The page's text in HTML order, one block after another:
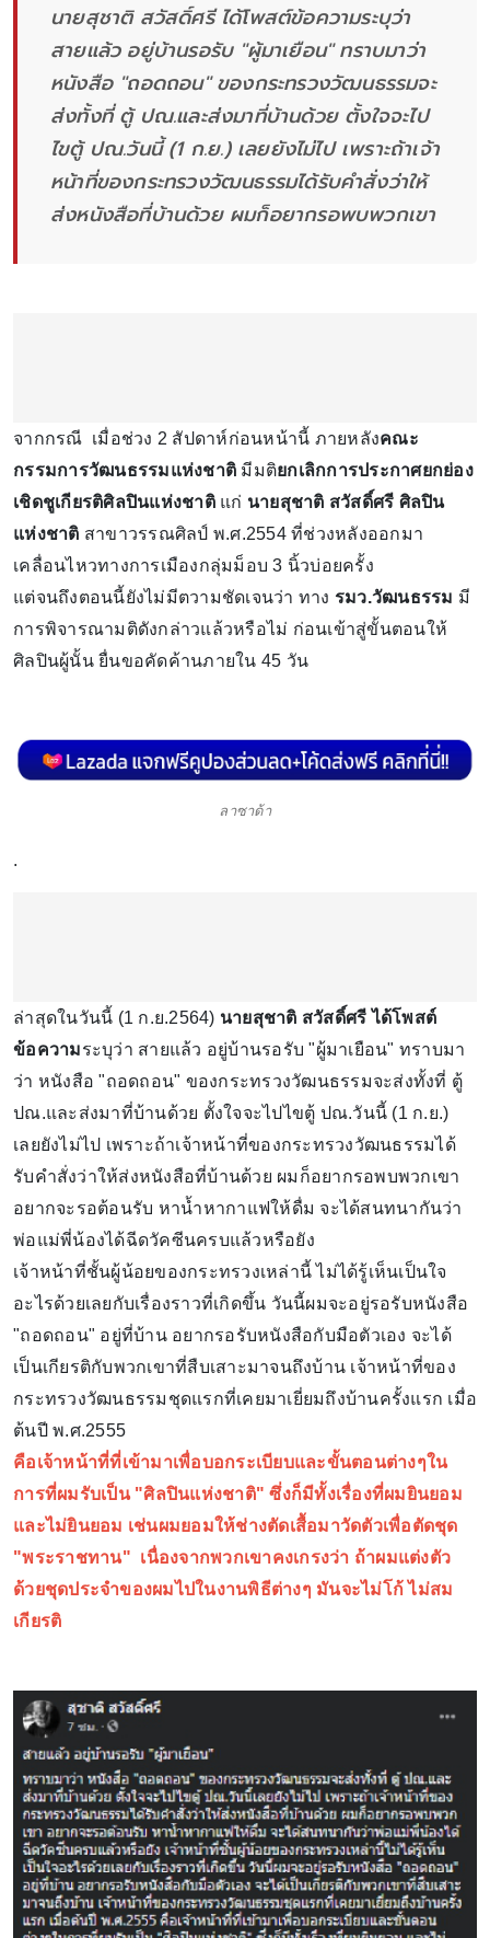
นายสุชาติ สวัสดิ์ศรี ได้โพสต์ข้อความระบุว่า
สายแล้ว อยู่บ้านรอรับ "ผู้มาเยือน" ทราบมาว่า
หนังสือ "ถอดถอน" ของกระทรวงวัฒนธรรมจะ
ส่งทั้งที่ ตู้ ปณ.และส่งมาที่บ้านด้วย ตั้งใจจะไป
ไขตู้ ปณ.วันนี้ (1 ก.ย.) เลยยังไม่ไป เพราะถ้าเจ้า
หน้าที่ของกระทรวงวัฒนธรรมได้รับคำสั่งว่าให้
ส่งหนังสือที่บ้านด้วย ผมก็อยากรอพบพวกเขา
จากกรณี เมื่อช่วง 2 สัปดาห์ก่อนหน้านี้ ภายหลังคณะ
กรรมการวัฒนธรรมแห่งชาติ มีมติยกเลิกการประกาศยกย่อง
เชิดชูเกียรติศิลปินแห่งชาติแก่ นายสุชาติ สวัสดิ์ศรี ศิลปิน
แห่งชาติ สาขาวรรณศิลป์ พ.ศ.2554 ที่ช่วงหลังออกมา
เคลื่อนไหวทางการเมืองกลุ่มม็อบ 3 นิ้วบ่อยครั้ง
แต่จนถึงตอนนี้ยังไม่มีตวามชัดเจนว่า ทาง รมว.วัฒนธรรม มี
การพิจารณามติดังกล่าวแล้วหรือไม่ ก่อนเข้าสู่ขั้นตอนให้
ศิลปินผู้นั้น ยื่นขอคัดค้านภายใน 45 วัน
ลาซาด้า
.
ล่าสุดในวันนี้ (1 ก.ย.2564) นายสุชาติ สวัสดิ์ศรี ได้โพสต์
ข้อความระบุว่า สายแล้ว อยู่บ้านรอรับ "ผู้มาเยือน" ทราบมา
ว่า หนังสือ "ถอดถอน" ของกระทรวงวัฒนธรรมจะส่งทั้งที่ ตู้
ปณ.และส่งมาที่บ้านด้วย ตั้งใจจะไปไขตู้ ปณ.วันนี้ (1 ก.ย.)
เลยยังไม่ไป เพราะถ้าเจ้าหน้าที่ของกระทรวงวัฒนธรรมได้
รับคำสั่งว่าให้ส่งหนังสือที่บ้านด้วย ผมก็อยากรอพบพวกเขา
อยากจะรอต้อนรับ หานํ้าหากาแฟให้ดื่ม จะได้สนทนากันว่า
พ่อแม่พี่น้องได้ฉีดวัคซีนครบแล้วหรือยัง
เจ้าหน้าที่ชั้นผู้น้อยของกระทรวงเหล่านี้ ไม่ได้รู้เห็นเป็นใจ
อะไรด้วยเลยกับเรื่องราวที่เกิดขึ้น วันนี้ผมจะอยู่รอรับหนังสือ
"ถอดถอน" อยู่ที่บ้าน อยากรอรับหนังสือกับมือตัวเอง จะได้
เป็นเกียรติกับพวกเขาที่สืบเสาะมาจนถึงบ้าน เจ้าหน้าที่ของ
กระทรวงวัฒนธรรมชุดแรกที่เคยมาเยี่ยมถึงบ้านครั้งแรก เมื่อ
ต้นปี พ.ศ.2555
คือเจ้าหน้าที่ที่เข้ามาเพื่อบอกระเบียบและขั้นตอนต่างๆใน
การที่ผมรับเป็น "ศิลปินแห่งชาติ" ซึ่งก็มีทั้งเรื่องที่ผมยินยอม
และไม่ยินยอม เช่นผมยอมให้ช่างตัดเสื้อมาวัดตัวเพื่อตัดชุด
"พระราชทาน" เนื่องจากพวกเขาคงเกรงว่า ถ้าผมแต่งตัว
ด้วยชุดประจำของผมไปในงานพิธีต่างๆ มันจะไม่โก้ ไม่สม
เกียรติ